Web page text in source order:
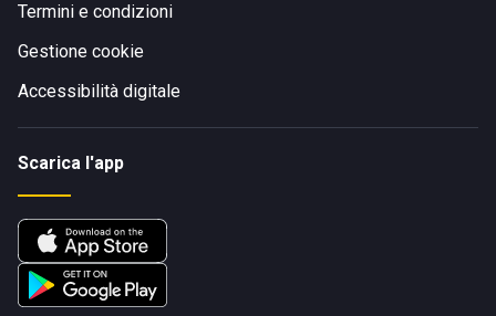
Termini e condizioni
Gestione cookie
Accessibilità digitale
Scarica l'app